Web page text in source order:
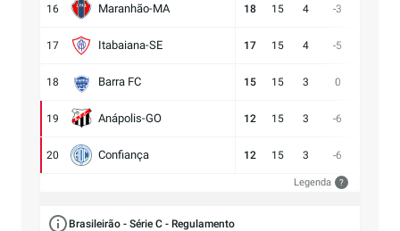
16 Maranhão-MA 18 15 4 -3
17 Itabaiana-SE 17 15 4 -5
18 Barra FC 15 15 3 0
19 Anápolis-GO 12 15 3 -6
20 Confiança 12 15 3 -6
Legenda ?
Brasileirão - Série C - Regulamento